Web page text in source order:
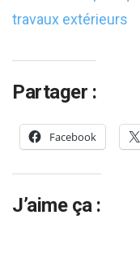
travaux extérieurs
Partager :
Facebook
J’aime ça :